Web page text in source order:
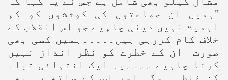
"ہمیں ان جماعتوں کی کوششوں کو کم
اہمیت نہیں دینی چاہیے جو اس انقلاب کے
خلاف کام کررہی ہیں۔۔۔۔۔ہمیں کسی بھی
صورت ان کے خطرے کو نظر انداز نہیں
کرنا چاہیے ۔۔۔۔یہ ایک انتہائی تباہ
کن غلطی ہوگی اور اس کے ساتھ یہ بھی